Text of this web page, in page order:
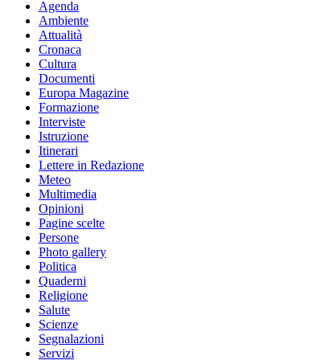
Agenda
Ambiente
Attualità
Cronaca
Cultura
Documenti
Europa Magazine
Formazione
Interviste
Istruzione
Itinerari
Lettere in Redazione
Meteo
Multimedia
Opinioni
Pagine scelte
Persone
Photo gallery
Politica
Quaderni
Religione
Salute
Scienze
Segnalazioni
Servizi